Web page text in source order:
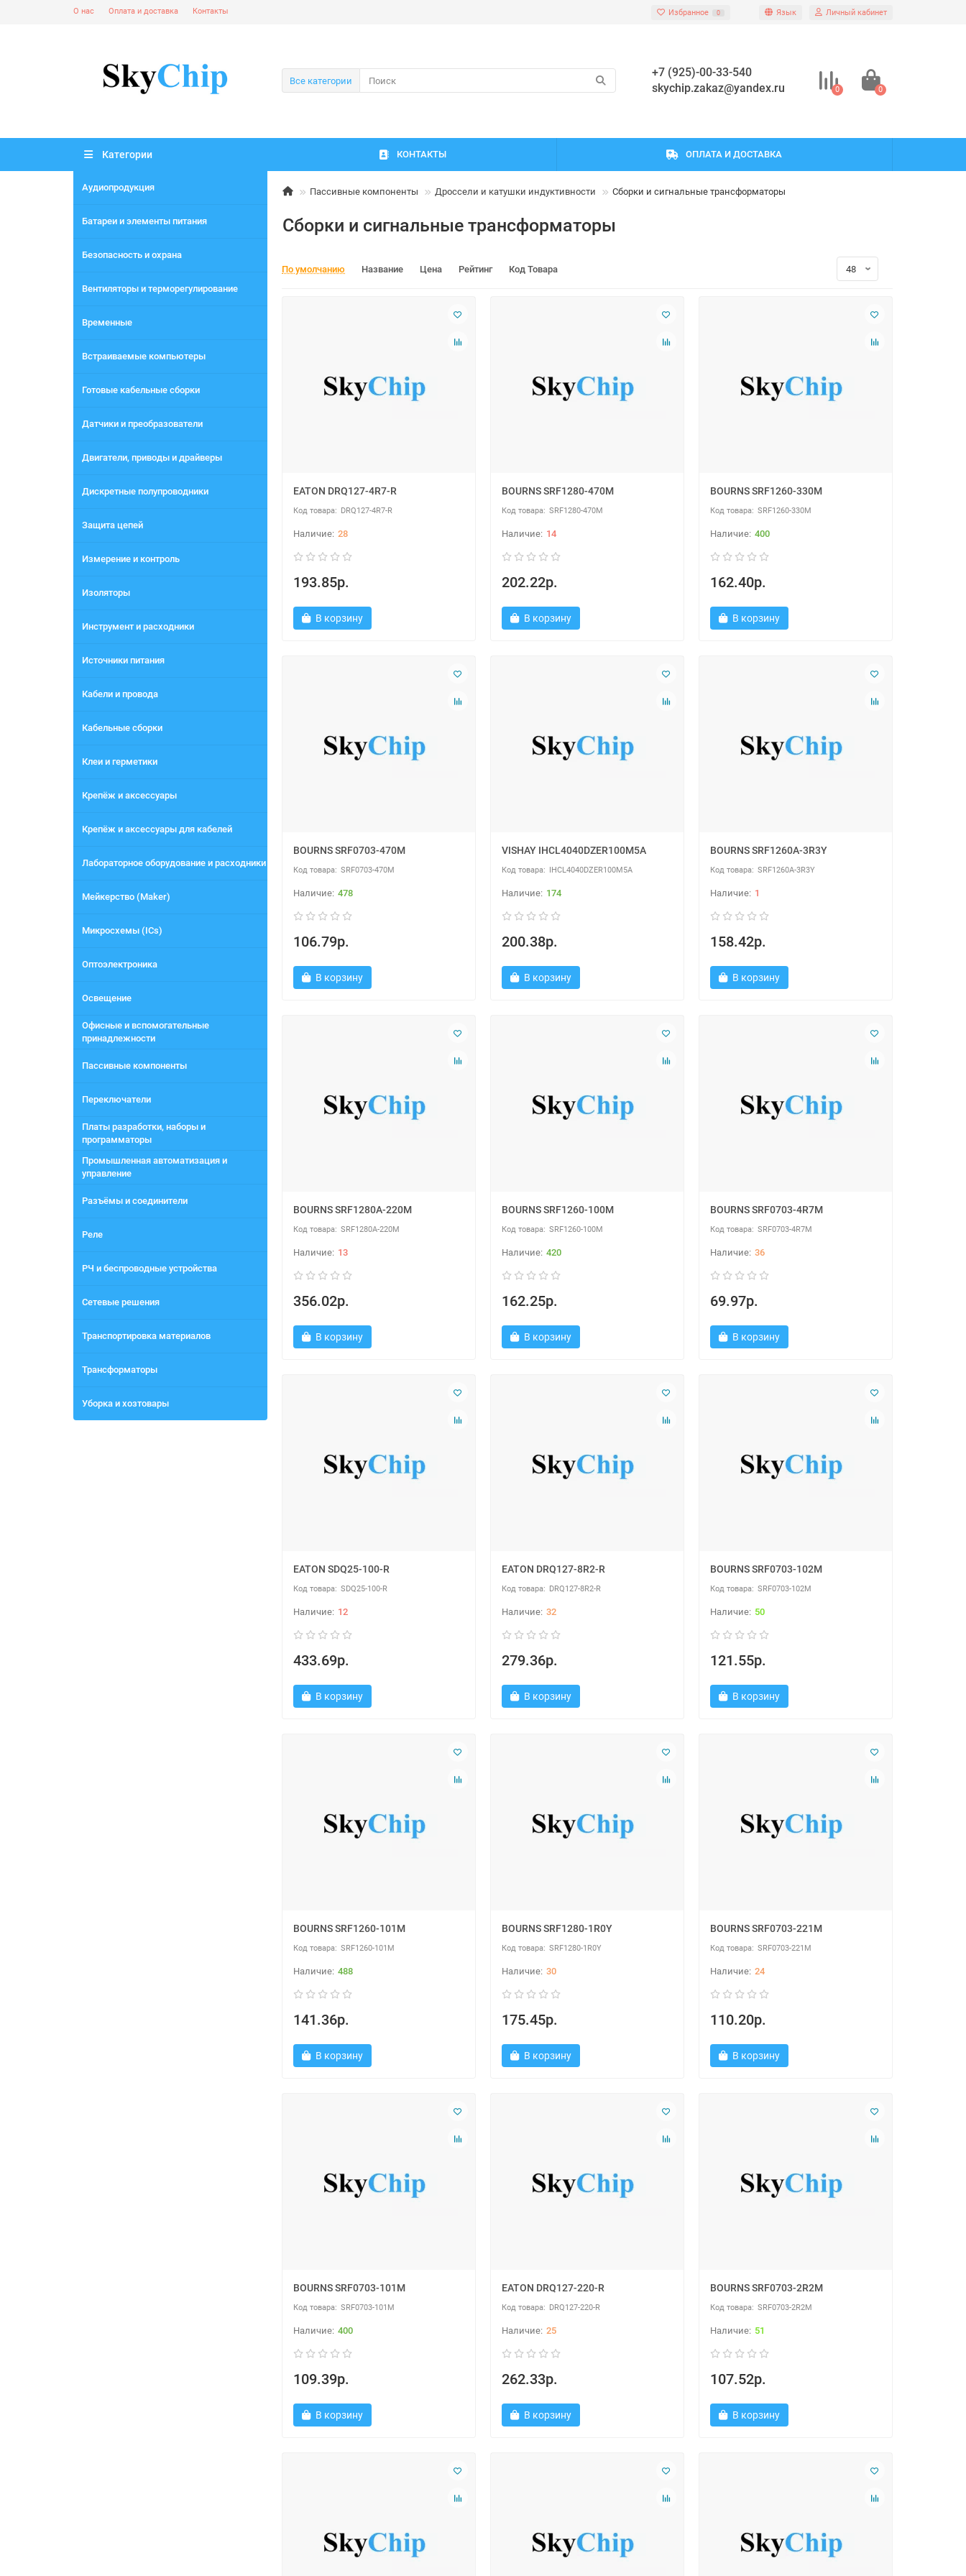
О нас Оплата и доставка Контакты Избранное 0 Язык Личный кабинет
Все категории
+7 (925)-00-33-540
skychip.zakaz@yandex.ru
0 0
Категории
Аудиопродукция
Батареи и элементы питания
Безопасность и охрана
Вентиляторы и терморегулирование
Временные
Встраиваемые компьютеры
Готовые кабельные сборки
Датчики и преобразователи
Двигатели, приводы и драйверы
Дискретные полупроводники
Защита цепей
Измерение и контроль
Изоляторы
Инструмент и расходники
Источники питания
Кабели и провода
Кабельные сборки
Клеи и герметики
Крепёж и аксессуары
Крепёж и аксессуары для кабелей
Лабораторное оборудование и расходники
Мейкерство (Maker)
Микросхемы (ICs)
Оптоэлектроника
Освещение
Офисные и вспомогательные
принадлежности
Пассивные компоненты
Переключатели
Платы разработки, наборы и
программаторы
Промышленная автоматизация и
управление
Разъёмы и соединители
Реле
РЧ и беспроводные устройства
Сетевые решения
Транспортировка материалов
Трансформаторы
Уборка и хозтовары
КОНТАКТЫ ОПЛАТА И ДОСТАВКА
Пассивные компоненты Дроссели и катушки индуктивности Сборки и сигнальные трансформаторы
Сборки и сигнальные трансформаторы
По умолчанию Название Цена Рейтинг Код Товара
EATON DRQ127-4R7-R
DRQ127-4R7-R
28
193.85р.
В корзину
BOURNS SRF1280-470M
SRF1280-470M
14
202.22р.
В корзину
BOURNS SRF1260-330M
SRF1260-330M
400
162.40р.
В корзину
BOURNS SRF0703-470M
SRF0703-470M
478
106.79р.
В корзину
VISHAY IHCL4040DZER100M5A
IHCL4040DZER100M5A
174
200.38р.
В корзину
BOURNS SRF1260A-3R3Y
SRF1260A-3R3Y
1
158.42р.
В корзину
BOURNS SRF1280A-220M
SRF1280A-220M
13
356.02р.
В корзину
BOURNS SRF1260-100M
SRF1260-100M
420
162.25р.
В корзину
BOURNS SRF0703-4R7M
SRF0703-4R7M
36
69.97р.
В корзину
EATON SDQ25-100-R
SDQ25-100-R
12
433.69р.
В корзину
EATON DRQ127-8R2-R
DRQ127-8R2-R
32
279.36р.
В корзину
BOURNS SRF0703-102M
SRF0703-102M
50
121.55р.
В корзину
BOURNS SRF1260-101M
SRF1260-101M
488
141.36р.
В корзину
BOURNS SRF1280-1R0Y
SRF1280-1R0Y
30
175.45р.
В корзину
BOURNS SRF0703-221M
SRF0703-221M
24
110.20р.
В корзину
BOURNS SRF0703-101M
SRF0703-101M
400
109.39р.
В корзину
EATON DRQ127-220-R
DRQ127-220-R
25
262.33р.
В корзину
BOURNS SRF0703-2R2M
SRF0703-2R2M
51
107.52р.
В корзину